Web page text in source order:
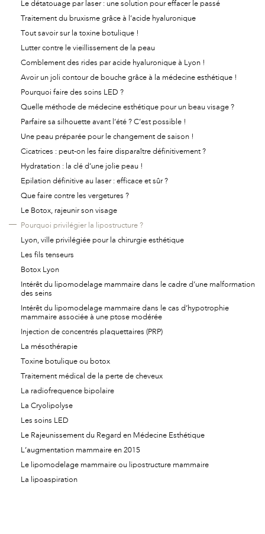
Le détatouage par laser : une solution pour effacer le passé
Traitement du bruxisme grâce à l’acide hyaluronique
Tout savoir sur la toxine botulique !
Lutter contre le vieillissement de la peau
Comblement des rides par acide hyaluronique à Lyon !
Avoir un joli contour de bouche grâce à la médecine esthétique !
Pourquoi faire des soins LED ?
Quelle méthode de médecine esthétique pour un beau visage ?
Parfaire sa silhouette avant l’été ? C’est possible !
Une peau préparée pour le changement de saison !
Cicatrices : peut-on les faire disparaître définitivement ?
Hydratation : la clé d’une jolie peau !
Epilation définitive au laser : efficace et sûr ?
Que faire contre les vergetures ?
Le Botox, rajeunir son visage
Pourquoi privilégier la lipostructure ?
Lyon, ville privilégiée pour la chirurgie esthétique
Les fils tenseurs
Botox Lyon
Intérêt du lipomodelage mammaire dans le cadre d’une malformation
des seins
Intérêt du lipomodelage mammaire dans le cas d’hypotrophie
mammaire associée à une ptose modérée
Injection de concentrés plaquettaires (PRP)
La mésothérapie
Toxine botulique ou botox
Traitement médical de la perte de cheveux
La radiofrequence bipolaire
La Cryolipolyse
Les soins LED
Le Rajeunissement du Regard en Médecine Esthétique
L’augmentation mammaire en 2015
Le lipomodelage mammaire ou lipostructure mammaire
La lipoaspiration